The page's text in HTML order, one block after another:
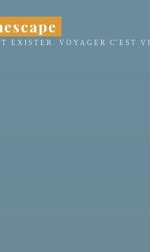
EXISTER. VOYAGER C'EST